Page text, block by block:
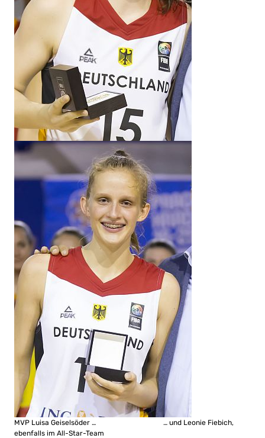
MVP Luisa Geiselsöder … … und Leonie Fiebich,
ebenfalls im All-Star-Team